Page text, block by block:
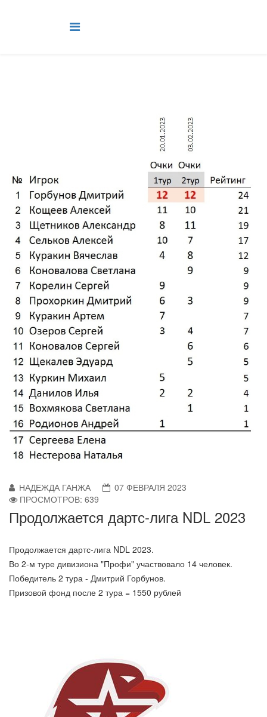
НАДЕЖДА ГАНЖА
07 ФЕВРАЛЯ 2023
ПРОСМОТРОВ: 639
Продолжается дартс-лига NDL 2023
Продолжается дартс-лига NDL 2023.
Во 2-м туре дивизиона "Профи" участвовало 14 человек.
Победитель 2 тура - Дмитрий Горбунов.
Призовой фонд после 2 тура = 1550 рублей